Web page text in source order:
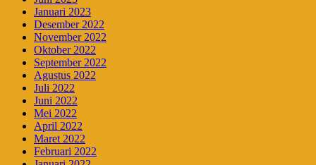
Januari 2023
Desember 2022
November 2022
Oktober 2022
September 2022
Agustus 2022
Juli 2022
Juni 2022
Mei 2022
April 2022
Maret 2022
Februari 2022